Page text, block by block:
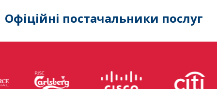
Офіційні постачальники послуг